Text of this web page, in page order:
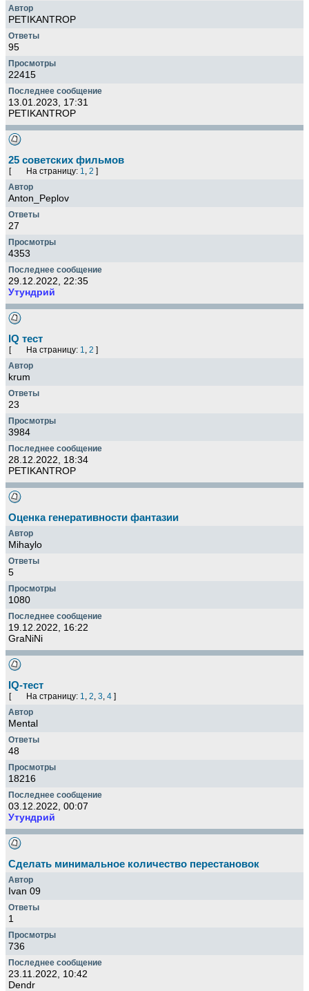
PETIKANTROP
95
22415
13.01.2023, 17:31
PETIKANTROP
25 советских фильмов
[ На страницу: 1, 2 ]
Anton_Peplov
27
4353
29.12.2022, 22:35
Утундрий
IQ тест
[ На страницу: 1, 2 ]
krum
23
3984
28.12.2022, 18:34
PETIKANTROP
Оценка генеративности фантазии
Mihaylo
5
1080
19.12.2022, 16:22
GraNiNi
IQ-тест
[ На страницу: 1, 2, 3, 4]
Mental
48
18216
03.12.2022, 00:07
Утундрий
Сделать минимальное количество перестановок
Ivan 09
1
736
23.11.2022, 10:42
Dendr